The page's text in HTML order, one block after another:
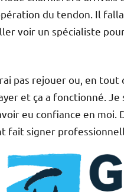
du tendon. Il
voir un spécialiste
pas rejouer ou, en
et ça a fonctionné.
eu confiance en
fait signer